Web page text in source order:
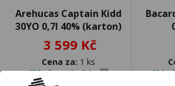
Arehucas Captain Kidd
30YO 0,7l 40% (karton)
3 599 Kč
Cena za: 1 ks
Skladem:do 5 ks